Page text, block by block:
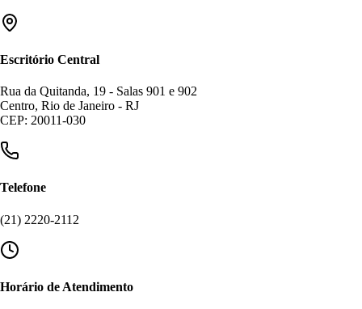
Escritório Central
Rua da Quitanda, 19 - Salas 901 e 902
Centro, Rio de Janeiro - RJ
CEP: 20011-030
Telefone
(21) 2220-2112
Horário de Atendimento